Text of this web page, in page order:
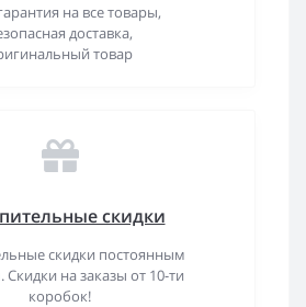
на все товары,
доставка,
товар
скидки
скидки постоянным
Скидки на заказы от 10-ти
коробок!